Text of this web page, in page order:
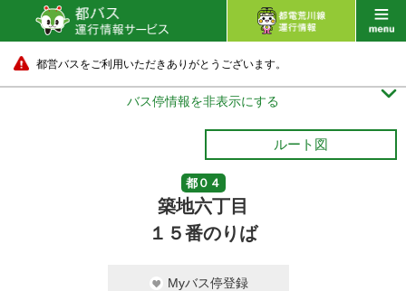
都営バスをご利用いただきありがとうございます。
バス停情報を非表示にする 
ルート図
都０４
築地六丁目
１５番のりば
Myバス停登録